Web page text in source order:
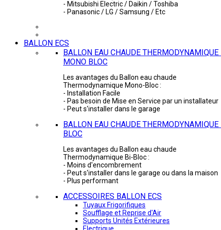
- Mitsubishi Electric / Daikin / Toshiba
- Panasonic / LG / Samsung / Etc
BALLON ECS
BALLON EAU CHAUDE THERMODYNAMIQUE
MONO BLOC
Les avantages du Ballon eau chaude
Thermodynamique Mono-Bloc :
- Installation Facile
- Pas besoin de Mise en Service par un installateur
- Peut s'installer dans le garage
BALLON EAU CHAUDE
BLOC
Les avantages du Ballon eau chaude
Thermodynamique Bi-Bloc :
- Moins d'encombrement
- Peut s'installer dans le garage ou dans la maison
- Plus performant
ACCESSOIRES BALLON ECS
Tuyaux Frigorifiques
Soufflage et Reprise d'Air
Supports Unités Extérieures